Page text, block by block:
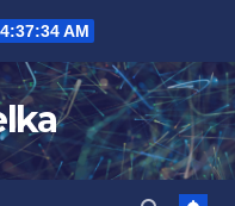
4:37:34 AM